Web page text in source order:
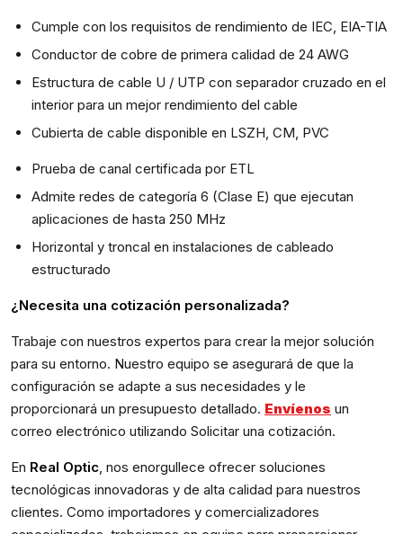
Cumple con los requisitos de rendimiento de IEC, EIA-TIA
Conductor de cobre de primera calidad de 24 AWG
Estructura de cable U / UTP con separador cruzado en el
interior para un mejor rendimiento del cable
Cubierta de cable disponible en LSZH, CM, PVC
Prueba de canal certificada por ETL
Admite redes de categoría 6 (Clase E) que ejecutan
aplicaciones de hasta 250 MHz
Horizontal y troncal en instalaciones de cableado
estructurado
¿Necesita una cotización personalizada?
Trabaje con nuestros expertos para crear la mejor solución
para su entorno. Nuestro equipo se asegurará de que la
configuración se adapte a sus necesidades y le
proporcionará un presupuesto detallado. Envíenos un
correo electrónico utilizando Solicitar una cotización.
En Real Optic, nos enorgullece ofrecer soluciones
tecnológicas innovadoras y de alta calidad para nuestros
clientes. Como importadores y comercializadores